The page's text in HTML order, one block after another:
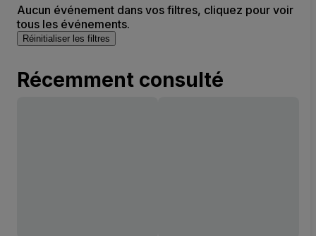
Aucun événement dans vos filtres, cliquez pour voir
tous les événements.
Réinitialiser les filtres
Récemment consulté